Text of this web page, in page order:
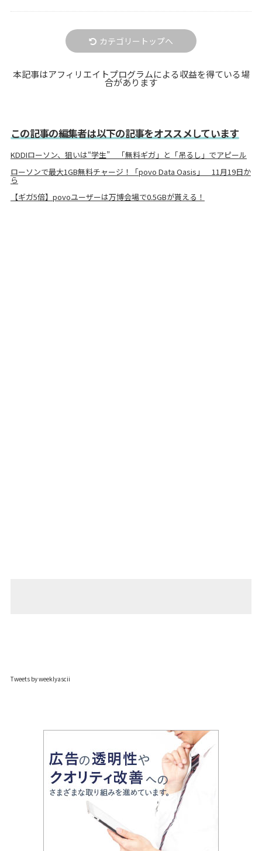
カテゴリートップへ
本記事はアフィリエイトプログラムによる収益を得ている場
合があります
この記事の編集者は以下の記事をオススメしています
KDDIローソン、狙いは“学生” 「無料ギガ」と「吊るし」でアピール
ローソンで最大1GB無料チャージ！「povo Data Oasis」 11月19日か
ら
【ギガ5倍】povoユーザーは万博会場で0.5GBが貰える！
Tweets by weeklyascii